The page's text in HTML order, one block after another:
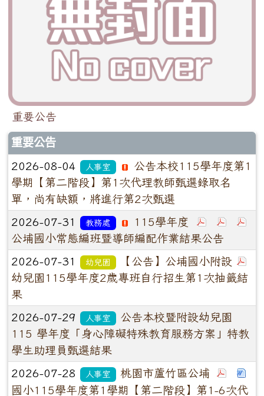
重要公告
重要公告
2026-08-04 人事室
公告本校115學年度第1
學期【第二階段】第1次代理教師甄選錄取名
單，尚有缺額，將進行第2次甄選
2026-07-31 教務處
115學年度
公埔國小常態編班暨導師編配作業結果公告
2026-07-31 幼兒園
【公告】公埔國小附設
幼兒園115學年度2歲專班自行招生第1次抽籤結
果
2026-07-29 人事室
公告本校暨附設幼兒園
115 學年度「身心障礙特殊教育服務方案」特教
學生助理員甄選結果
2026-07-28 人事室
桃園市蘆竹區公埔
國小115學年度第1學期【第二階段】第1-6次代